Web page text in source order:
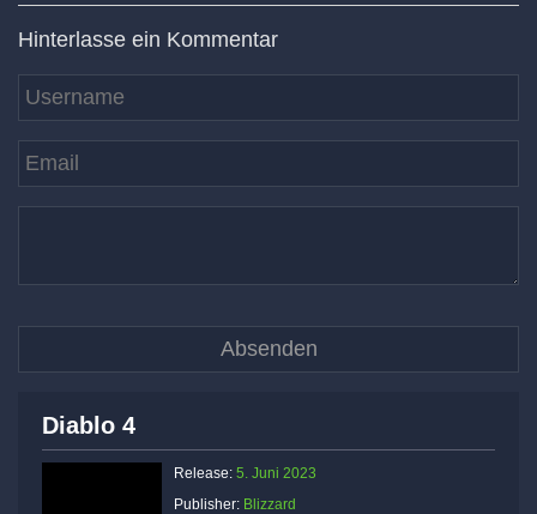
Hinterlasse ein Kommentar
Diablo 4
Release: 5. Juni 2023
Publisher: Blizzard